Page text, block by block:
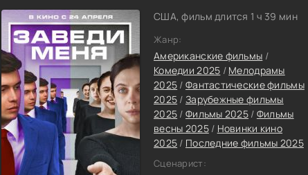
США, фильм длится 1 ч 39 мин
Жанр:
Американские фильмы /
Комедии 2025 / Мелодрамы
2025 / Фантастические фильмы
2025 / Зарубежные фильмы
2025 / Фильмы 2025 / Фильмы
весны 2025/ Новинки кино
2025 / Последние фильмы 2025
Сценарист: